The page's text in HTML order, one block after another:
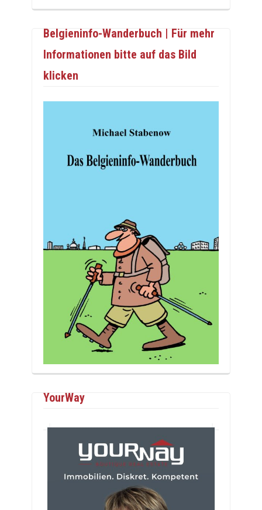
Belgieninfo-Wanderbuch | Für mehr
Informationen bitte auf das Bild
klicken
YourWay